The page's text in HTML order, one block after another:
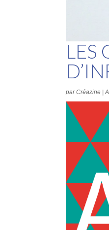
LES
parCréazine |